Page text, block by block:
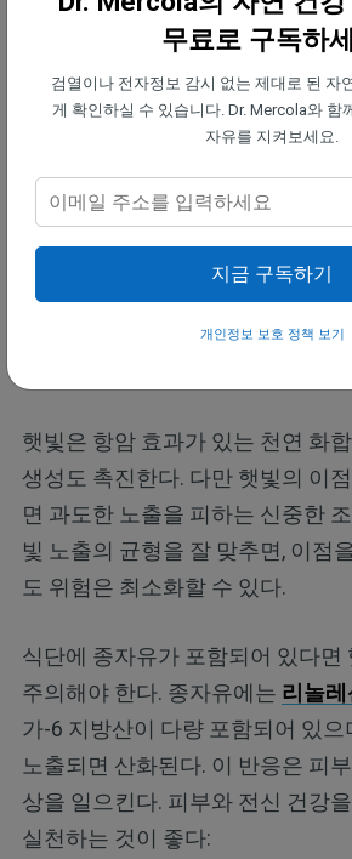
한 햇빛 노출과 필요에 따른 보충
비타민 D를 위한 건강한 햇
햇빛을 적절히 조절해 쬐는 것은
이는 가장 효과적인 방법일 뿐만
노출을 통해 얻을 수 있는 다양한
수 있는 방법이다. 건강한 비타민
적이고 적절한 햇빛 노출의 결과
위험 감소와 기대 수명 증가 같은
햇빛은 항암 효과가 있는 천연 화
생성도 촉진한다. 다만 햇빛의 이
면 과도한 노출을 피하는 신중한
빛 노출의 균형을 잘 맞추면, 이점
도 위험은 최소화할 수 있다.
식단에 종자유가 포함되어 있다면
주의해야 한다. 종자유에는 리놀레
가-6 지방산이 다량 포함되어 있으
노출되면 산화된다. 이 반응은 피
상을 일으킨다. 피부와 전신 건강
실천하는 것이 좋다:
무료로 구독하
검열이나 전자정보 감시 없는 제대로 된 자
게 확인하실 수 있습니다. Dr. Mercola와 함
자유를 지켜보세요.
지금 구독하기
개인정보 보호 정책 보기